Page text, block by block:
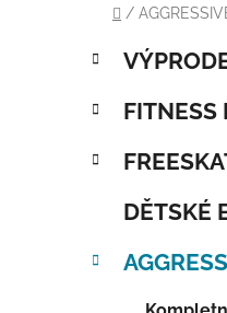
Domů
/
Postranní
Přeskočit
Kategorie
FITNESS
DĚTSKÉ